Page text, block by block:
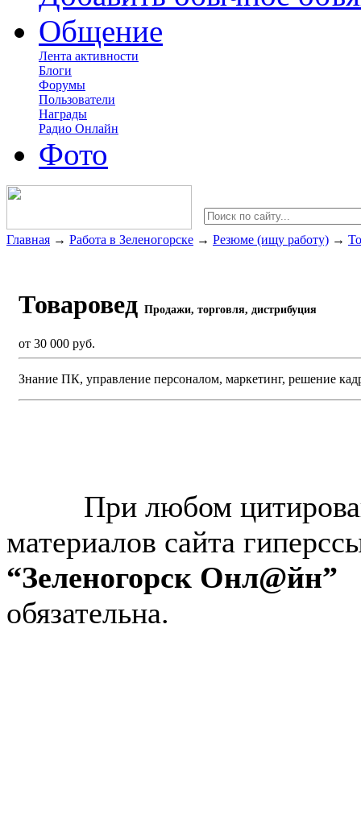
Общение
Лента активности
Блоги
Форумы
Пользователи
Награды
Радио Онлайн
Фото
Главная → Работа в Зеленогорске → Резюме (ищу работу) →
Товаровед Продажи, торговля, дистрибуция
от 30 000 руб.
Знание ПК, управление персоналом, маркетинг, решение
При любом
материалов сайта
“Зеленогорск Онл@йн”
обязательна.